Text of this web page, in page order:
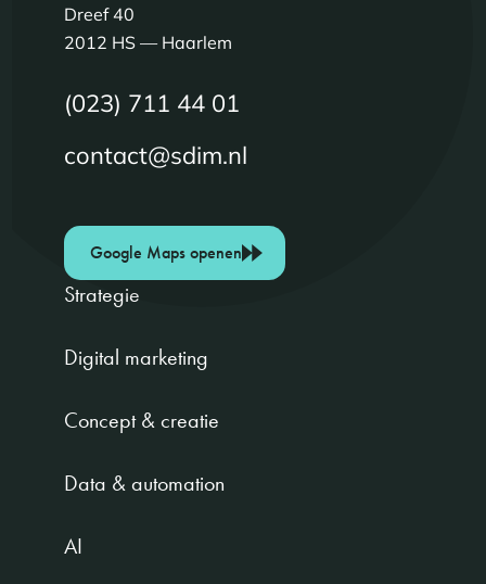
Dreef 40
2012 HS — Haarlem
(023) 711 44 01
contact@sdim.nl
Google Maps openen
Strategie
Digital marketing
Concept & creatie
Data & automation
AI